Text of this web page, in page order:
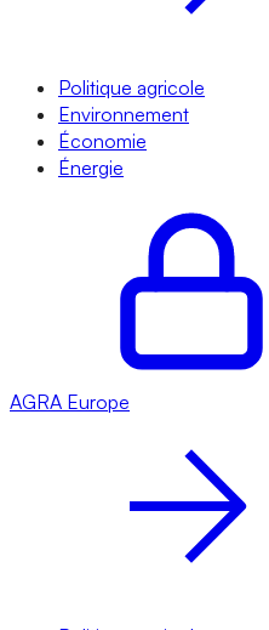
Politique agricole
Environnement
Économie
Énergie
AGRA Europe